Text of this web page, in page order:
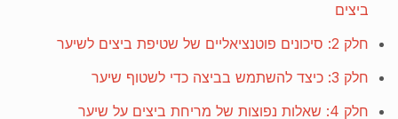
ביצים
חלק 2: סיכונים פוטנציאליים של שטיפת ביצים לשיער
חלק 3: כיצד להשתמש בביצה כדי לשטוף שיער
חלק 4: שאלות נפוצות של מריחת ביצים על שיער